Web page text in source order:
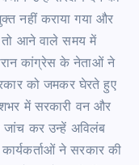
नहीं कराया गया और
तो आने वाले समय में
कांग्रेस के नेताओं ने
को जमकर घेरते हुए
में सरकारी वन और
जांच कर उन्हें अविलंब
ने सरकार की